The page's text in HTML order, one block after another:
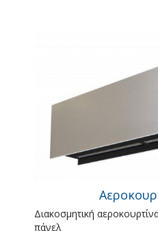
Διακοσμητική
πάνελ